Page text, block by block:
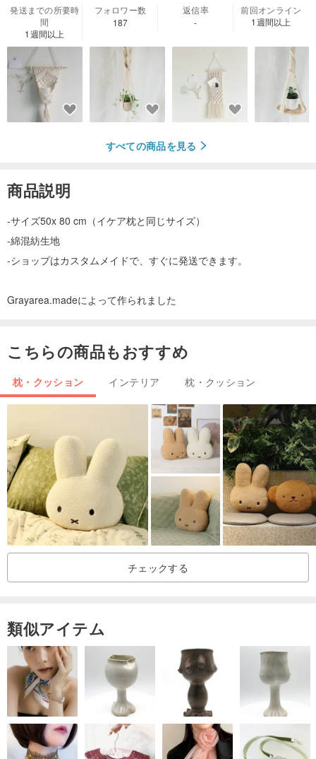
発送までの所要時
間
1週間以上
フォロワー数
187
返信率
-
前回オンライン
1週間以上
すべての商品を見る
商品説明
-サイズ50x 80 cm（イケア枕と同じサイズ）
-綿混紡生地
-ショップはカスタムメイドで、すぐに発送できます。
Grayarea.madeによって作られました
こちらの商品もおすすめ
枕・クッション インテリア 枕・クッション
チェックする
類似アイテム